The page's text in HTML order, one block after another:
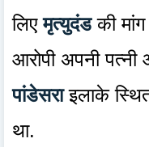
लिएमृत्युदंडकी
आरोपी अपनी
पांडेसराइलाके
था.